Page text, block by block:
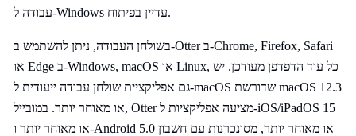
עבודה ל-Windows עדיין בפיתוח.
בשולחן העבודה, ניתן להשתמש ב-Otter ב-Chrome, Firefox, Safari
או Edge ב-Windows, macOS או Linux, כל עוד הדפדפן מעודכן. יש
גם אפליקציית שולחן עבודה ייעודית ל-macOS שדורשת macOS 12.3
או מאוחר יותר. במובייל, Otter מציעה אפליקציות ל-iOS/iPadOS 15
או מאוחר יותר ו-Android 5.0 או מאוחר יותר, מסונכרנות עם חשבון